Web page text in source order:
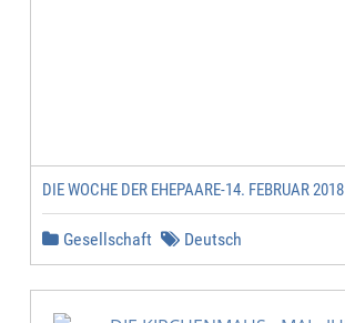
DIE WOCHE DER EHEPAARE-14. FEBRUAR 2018
Gesellschaft Deutsch